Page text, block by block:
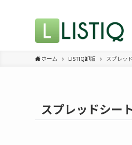
ホーム LISTIQ卸版 スプレッ
スプレッドシー